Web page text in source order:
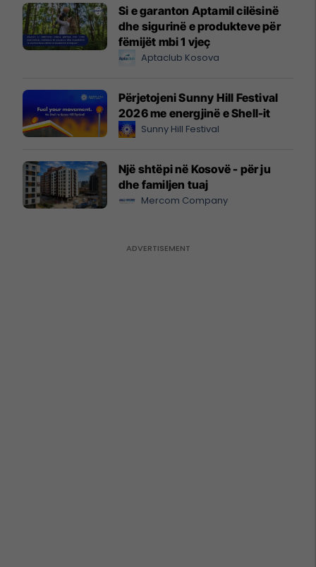
Si e garanton Aptamil cilësinë
dhe sigurinë e produkteve për
fëmijët mbi 1 vjeç
Aptaclub Kosova
Përjetojeni Sunny Hill Festival
2026 me energjinë e Shell-it
Sunny Hill Festival
Një shtëpi në Kosovë - për ju
dhe familjen tuaj
Mercom Company